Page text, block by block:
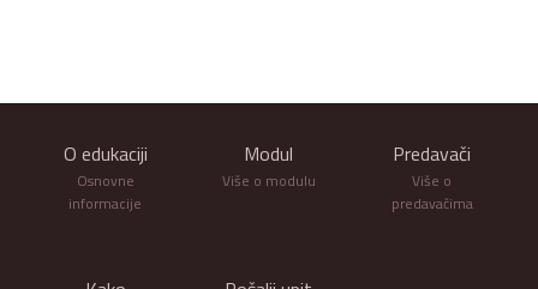
O edukaciji
Osnovne
informacije
Modul
Više o modulu
Predavači
Više o
predavačima